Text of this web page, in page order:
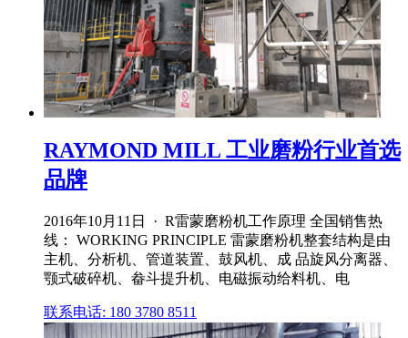
RAYMOND MILL 工业磨粉行业首选
品牌
2016年10月11日 · R雷蒙磨粉机工作原理 全国销售热
线： WORKING PRINCIPLE 雷蒙磨粉机整套结构是由
主机、分析机、管道装置、鼓风机、成 品旋风分离器、
颚式破碎机、畚斗提升机、电磁振动给料机、电
联系电话: 180 3780 8511